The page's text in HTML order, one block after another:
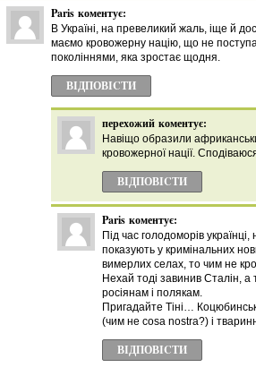
Paris коментує:
B Україні, на превеликий жаль, іще й
маємо кровожерну націю, що не
поколіннями, яка зростає щодня.
ВІДПОВІCТИ
перехожий коментує:
Навіщо образили
кровожерної нації.
ВІДПОВІCТИ
Paris коментує:
Під час голодоморів
показують у кримінальних
вимерлих селах, то чим не
Нехай тоді завинив Сталін,
росіянам і полякам.
Пригадайте Тіні…
(чим не cosa nostra?) i
ВІДПОВІCТИ